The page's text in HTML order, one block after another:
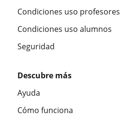
Condiciones uso profesores
Condiciones uso alumnos
Seguridad
Descubre más
Ayuda
Cómo funciona